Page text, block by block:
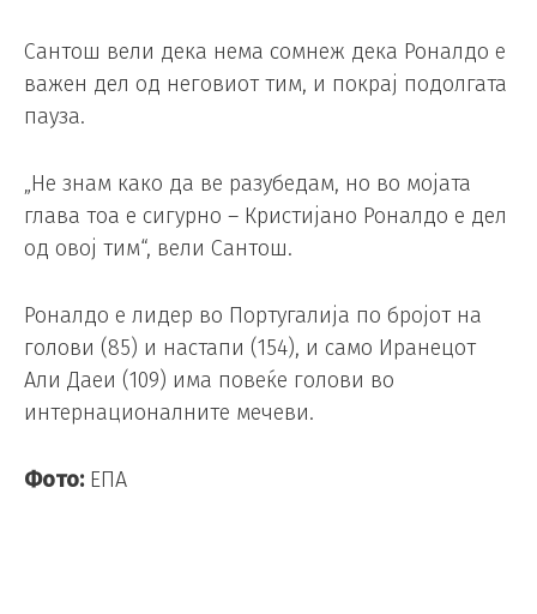
Сантош вели дека нема сомнеж дека Роналдо е
важен дел од неговиот тим, и покрај подолгата
пауза.
„Не знам како да ве разубедам, но во мојата
глава тоа е сигурно – Кристијано Роналдо е дел
од овој тим“, вели Сантош.
Роналдо е лидер во Португалија по бројот на
голови (85) и настапи (154), и само Иранецот
Али Даеи (109) има повеќе голови во
интернационалните мечеви.
Фото: ЕПА